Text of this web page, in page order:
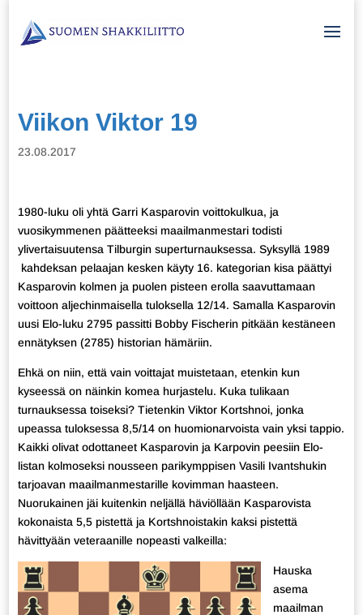
Viikon Viktor 19
23.08.2017
1980-luku oli yhtä Garri Kasparovin voittokulkua, ja
vuosikymmenen päätteeksi maailmanmestari todisti
ylivertaisuutensa Tilburgin superturnauksessa. Syksyllä 1989
kahdeksan pelaajan kesken käyty 16. kategorian kisa päättyi
Kasparovin kolmen ja puolen pisteen erolla saavuttamaan
voittoon aljechinmaisella tuloksella 12/14. Samalla Kasparovin
uusi Elo-luku 2795 passitti Bobby Fischerin pitkään kestäneen
ennätyksen (2785) historian hämäriin.
Ehkä on niin, että vain voittajat muistetaan, etenkin kun
kyseessä on näinkin komea hurjastelu. Kuka tulikaan
turnauksessa toiseksi? Tietenkin Viktor Kortshnoi, jonka
upeassa tuloksessa 8,5/14 on huomionarvoista vain yksi tappio.
Kaikki olivat odottaneet Kasparovin ja Karpovin peesiin Elo-
listan kolmoseksi nousseen parikymppisen Vasili Ivantshukin
tarjoavan maailmanmestarille kovimman haasteen.
Nuorukainen jäi kuitenkin neljällä häviöllään Kasparovista
kokonaista 5,5 pistettä ja Kortshnoistakin kaksi pistettä
hävittyään veteraanille nopeasti valkeilla:
Hauska
asema
maailman